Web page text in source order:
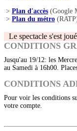
> Plan d'accès (Google
> Plan du métro
Le spectacle s'est
CONDITIONS
Jusqu'au 19/12: les
au Samedi à 16h00.
CONDITIONS
Pour voir les conditions
votre compte.